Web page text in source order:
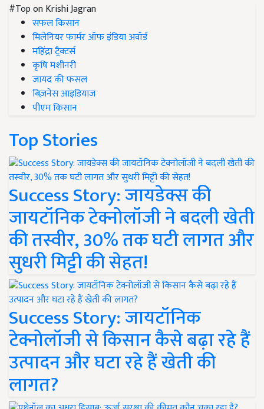
#Top on Krishi Jagran
सफल किसान
मिलेनियर फार्मर ऑफ इंडिया अवॉर्ड
महिंद्रा ट्रैक्टर्स
कृषि मशीनरी
जायद की फसल
बिज़नेस आइडियाज
पीएम किसान
Top Stories
Success Story: जायडेक्स की
जायटॉनिक टेक्नोलॉजी ने बदली खेती
की तस्वीर, 30% तक घटी लागत और
सुधरी मिट्टी की सेहत!
Success Story: जायटॉनिक
टेक्नोलॉजी से किसान कैसे बढ़ा रहे हैं
उत्पादन और घटा रहे हैं खेती की
लागत?